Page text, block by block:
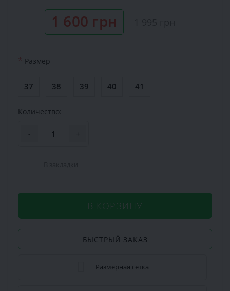
1 600 грн
* Размер
37 38 39 40 41
Количество:
- +
В КОРЗИНУ
БЫСТРЫЙ ЗАКАЗ
Размерная сетка